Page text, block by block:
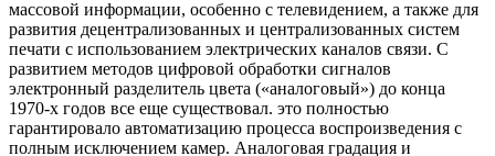
массовой информации, особенно с телевидением, а также для
развития децентрализованных и централизованных систем
печати с использованием электрических каналов связи. С
развитием методов цифровой обработки сигналов
электронный разделитель цвета («аналоговый») до конца
1970-х годов все еще существовал. это полностью
гарантировало автоматизацию процесса воспроизведения с
полным исключением камер. Аналоговая градация и